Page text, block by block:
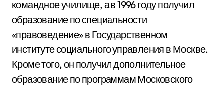
командное училище, а в 1996 году получил
образование по специальности
«правоведение» в Государственном
институте социального управления в Москве.
Кроме того, он получил дополнительное
образование по программам Московского